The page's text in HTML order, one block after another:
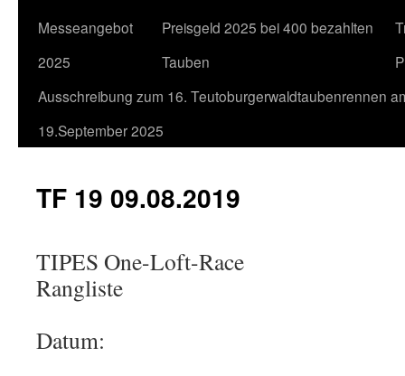
Messeangebot
2025
Preisgeld 2025 bei 400 bezahlten
Tauben
Ausschreibung zum 16. Teutoburgerwaldtaubenrennen
19.September 2025
TF 19 09.08.2019
TIPES One-Loft-Race
Rangliste
Datum: